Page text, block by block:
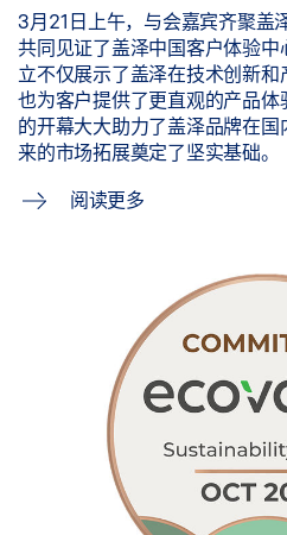
3月21日上午，与会嘉宾齐聚盖
共同见证了盖泽中国客户体验
立不仅展示了盖泽在技术创新和
也为客户提供了更直观的产品
的开幕大大助力了盖泽品牌在
来的市场拓展奠定了坚实基础。
阅读更多